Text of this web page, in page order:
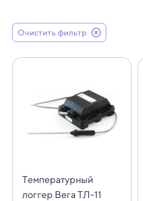
Очистить фильтр
Температурный
логгер Вега ТЛ-11